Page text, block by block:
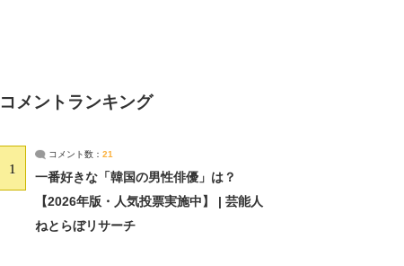
コメントランキング
1
コメント数： 21
一番好きな「韓国の男性俳優」は？
【2026年版・人気投票実施中】 | 芸能人
ねとらぼリサーチ